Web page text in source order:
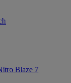
Blaze 7